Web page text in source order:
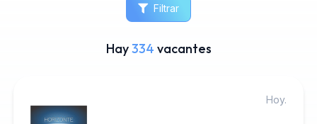
Filtrar
Hay334 vacantes
Hoy.